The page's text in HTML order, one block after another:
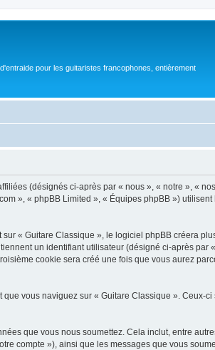
pour les guitaristes francophones, entièrement
(désignés ci-après par « nous », « notre », «
», « phpBB Limited », « Équipes phpBB »)
« Guitare Classique », le logiciel phpBB créera
un identifiant utilisateur (désigné ci-après
cookie sera créé une fois que vous aurez
vous naviguez sur « Guitare Classique ». Ceux-
que vous nous soumettez. Cela inclut, entre
compte »), ainsi que les messages que vous